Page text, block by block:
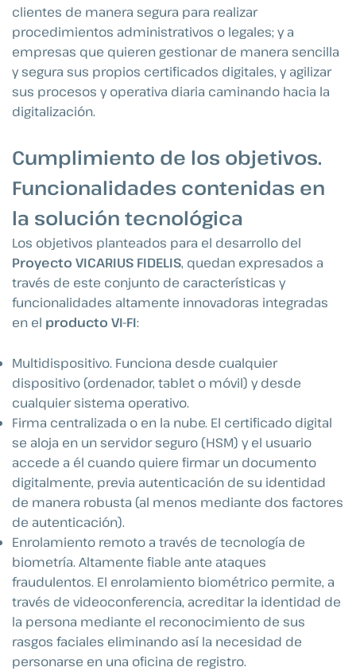
clientes de manera segura para realizar
procedimientos administrativos o legales; y a
empresas que quieren gestionar de manera sencilla
y segura sus propios certificados digitales, y agilizar
sus procesos y operativa diaria caminando hacia la
digitalización.
Cumplimiento de los objetivos.
Funcionalidades contenidas en
la solución tecnológica
Los objetivos planteados para el desarrollo del
Proyecto VICARIUS FIDELIS, quedan expresados a
través de este conjunto de características y
funcionalidades altamente innovadoras integradas
en el producto VI-FI:
Multidispositivo. Funciona desde cualquier
dispositivo (ordenador, tablet o móvil) y desde
cualquier sistema operativo.
Firma centralizada o en la nube. El certificado digital
se aloja en un servidor seguro (HSM) y el usuario
accede a él cuando quiere firmar un documento
digitalmente, previa autenticación de su identidad
de manera robusta (al menos mediante dos factores
de autenticación).
Enrolamiento remoto a través de tecnología de
biometría. Altamente fiable ante ataques
fraudulentos. El enrolamiento biométrico permite, a
través de videoconferencia, acreditar la identidad de
la persona mediante el reconocimiento de sus
rasgos faciales eliminando así la necesidad de
personarse en una oficina de registro.